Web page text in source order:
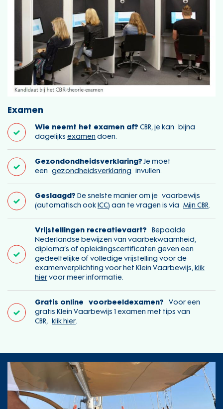
Examen
Wie neemt het examen af? CBR, je kan bijna
dagelijks examen doen.
Gezondondheidsverklaring? Je moet
een gezondheidsverklaring invullen.
Geslaagd? De snelste manier om je vaarbewijs
(automatisch ook ICC) aan te vragen is via Mijn CBR.
Vrijstellingen recreatievaart?
Bepaalde
Nederlandse bewijzen van vaarbekwaamheid,
diploma’s of opleidingscertificaten geven een
gedeeltelijke of volledige vrijstelling voor de
examenverplichting voor het Klein Vaarbewijs, klik
hier voor meer informatie.
Gratis online voorbeeldexamen? Voor een
gratis Klein Vaarbewijs 1 examen met tips van
CBR,
klik hier.